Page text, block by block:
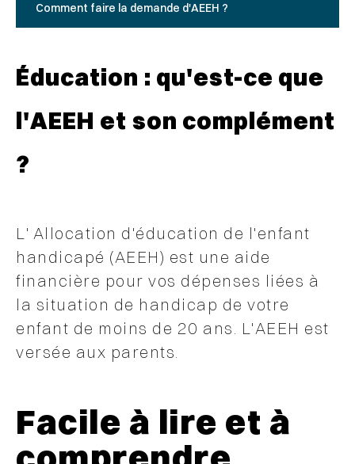
Comment faire la demande d'AEEH ?
Éducation : qu'est-ce que
l'AEEH et son complément
?
L' Allocation d'éducation de l'enfant
handicapé (AEEH) est une aide
financière pour vos dépenses liées à
la situation de handicap de votre
enfant de moins de 20 ans. L'AEEH est
versée aux parents.
Facile à lire et à